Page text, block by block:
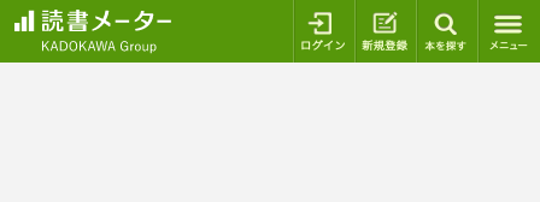
ログイン 新規登録